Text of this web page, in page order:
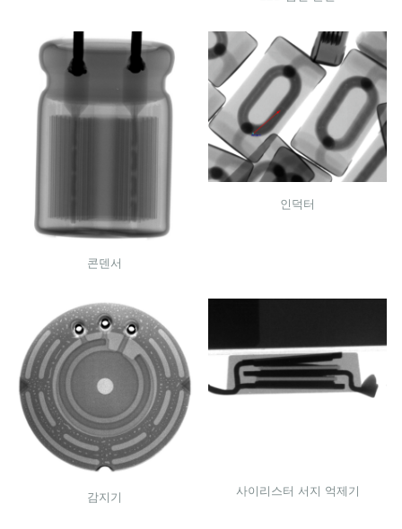
콘덴서
인덕터
감지기
사이리스터 서지 억제기